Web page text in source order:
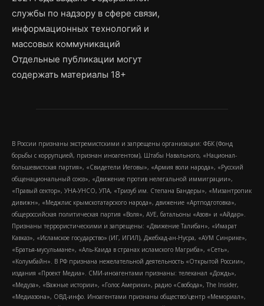
службы по надзору в сфере связи,
информационных технологий и
массовых коммуникаций
Отдельные публикации могут
содержать материалы 18+
В России признаны экстремистскими и запрещены организации: ФБК (Фонд
борьбы с коррупцией, признан иноагентом), Штабы Навального, «Национал-
большевистская партия», «Свидетели Иеговы», «Армия воли народа», «Русский
общенациональный союз», «Движение против нелегальной иммиграции»,
«Правый сектор», УНА-УНСО, УПА, «Тризуб им. Степана Бандеры», «Мизантропик
дивижн», «Меджлис крымскотатарского народа», движение «Артподготовка»,
общероссийская политическая партия «Воля», АУЕ, батальоны «Азов» и «Айдар».
Признаны террористическими и запрещены: «Движение Талибан», «Имарат
Кавказ», «Исламское государство» (ИГ, ИГИЛ), Джебхад-ан-Нусра, «АУМ Синрике»,
«Братья-мусульмане», «Аль-Каида в странах исламского Магриба», «Сеть»,
«Колумбайн». В РФ признана нежелательной деятельность «Открытой России»,
издания «Проект Медиа». СМИ-иноагентами признаны: телеканал «Дождь»,
«Медуза», «Важные истории», «Голос Америки», радио «Свобода», The Insider,
«Медиазона», ОВД-инфо. Иноагентами признаны общество/центр «Мемориал»,